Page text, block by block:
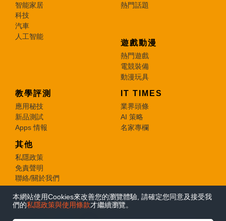
本網站使用Cookies來改善您的瀏覽體驗, 請確定您同意及接受我
們的私隱政策與使用條款才繼續瀏覽。
智能家居
科技
汽車
人工智能
熱門話題
遊戲動漫
熱門遊戲
電競裝備
動漫玩具
教學評測
應用秘技
新品測試
Apps 情報
IT TIMES
業界頭條
AI 策略
名家專欄
其他
私隱政策
免責聲明
聯絡/關於我們
© 2026 e-zone. All Rights Reserved.